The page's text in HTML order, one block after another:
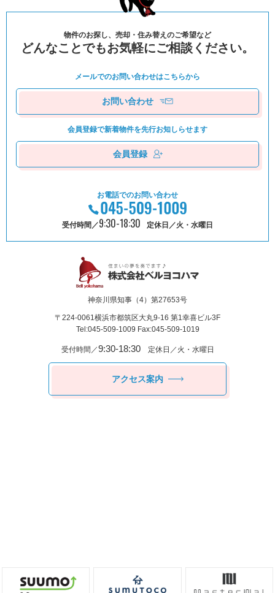
物件のお探し、売却・住み替えのご希望など
どんなことでもお気軽にご相談ください。
メールでのお問い合わせはこちらから
お問い合わせ
会員登録で新着物件を先⾏お知しらせます
会員登録
お電話でのお問い合わせ
受付時間／9:30-18:30 定休日／火・水曜日
神奈川県知事（4）第27653号
〒224-0061横浜市都筑区⼤丸9-16 第1幸喜ビル3F
Tel:045-509-1009 Fax:045-509-1019
受付時間／9:30-18:30定休日／火・水曜日
アクセス案内